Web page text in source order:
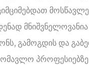
გამოგდის და